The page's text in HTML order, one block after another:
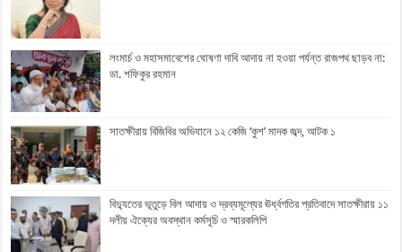
লংমার্চ ও মহাসমাবেশের ঘোষণা দাবি আদায় না হওয়া পর্যন্ত রাজপথ ছাড়ব না:
ডা. শফিকুর রহমান
সাতক্ষীরায় বিজিবির অভিযানে ১২ কেজি ‘কুশ’ মাদক জব্দ, আটক ১
বিদ্যুতের ভূতুড়ে বিল আদায় ও দ্রব্যমূল্যের ঊর্ধ্বগতির প্রতিবাদে সাতক্ষীরায় ১১
দলীয় ঐক্যের অবস্থান কর্মসূচি ও স্মারকলিপি